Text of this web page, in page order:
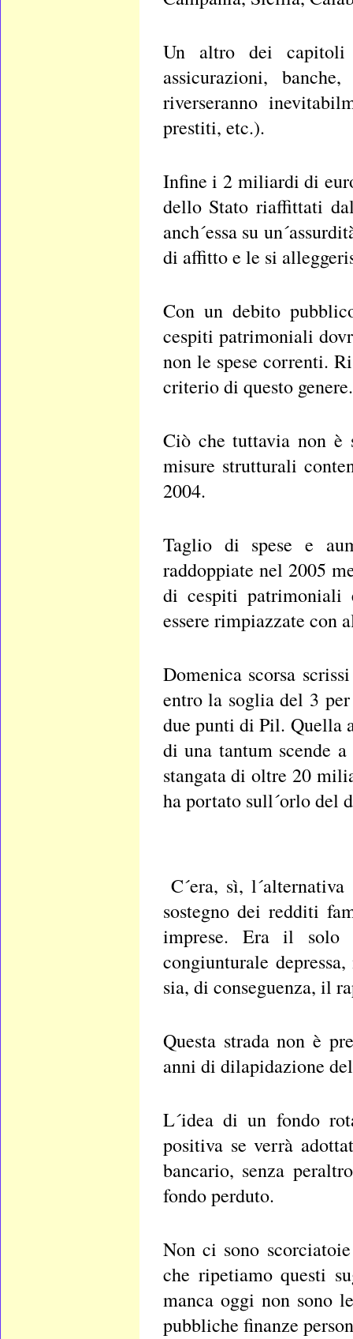
Un altro dei capitoli
assicurazioni,
riverseranno
prestiti, etc.).
Infine i 2 miliardi di
dello Stato riaffittati
anch´essa su
di affitto e le si
Con un debito
cespiti patrimoniali
non le spese correnti.
criterio di questo genere.
Ciò che tuttavia non è
misure strutturali
2004.
Taglio di spese e
raddoppiate nel 2005
di cespiti patrimoniali
essere rimpiazzate con
Domenica scorsa
entro la soglia del 3 per
due punti di Pil. Quella
di una tantum scende
stangata di oltre 20
ha portato sull´orlo del
C´era, sì,
sostegno dei redditi
imprese. Era il solo
congiunturale
sia, di conseguenza, il
Questa strada non è
anni di dilapidazione
L´idea di un fondo
positiva se verrà
bancario, senza
fondo perduto.
Non ci sono
che ripetiamo questi
manca oggi non sono
pubbliche finanze